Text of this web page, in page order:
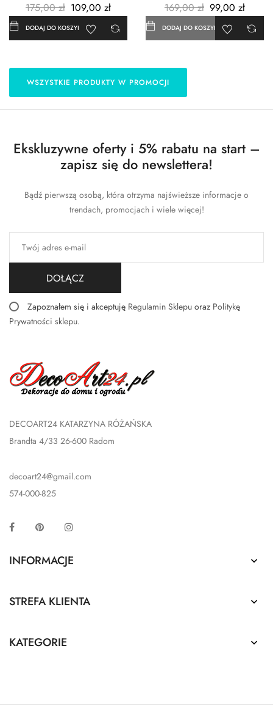
175,00 zł 109,00 zł
DODAJ DO KOSZYKA
169,00 zł 99,00 zł
DODAJ DO KOSZYKA
WSZYSTKIE PRODUKTY W PROMOCJI
Ekskluzywne oferty i 5% rabatu na start –
zapisz się do newslettera!
Bądź pierwszą osobą, która otrzyma najświeższe informacje o
trendach, promocjach i wiele więcej!
DOŁĄCZ
Zapoznałem się i akceptuję Regulamin Sklepu oraz Politykę
Prywatności sklepu.
DECOART24 KATARZYNA RÓŻAŃSKA
Brandta 4/33 26-600 Radom
decoart24@gmail.com
574-000-825
Facebook Pinterest
INFORMACJE 
STREFA KLIENTA 
KATEGORIE 